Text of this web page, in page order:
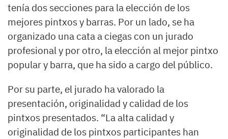
tenía dos secciones para la elección de los
mejores pintxos y barras. Por un lado, se ha
organizado una cata a ciegas con un jurado
profesional y por otro, la elección al mejor pintxo
popular y barra, que ha sido a cargo del público.
Por su parte, el jurado ha valorado la
presentación, originalidad y calidad de los
pintxos presentados. “La alta calidad y
originalidad de los pintxos participantes han